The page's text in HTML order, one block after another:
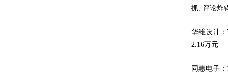
抓, 评论炸
华维设计
2.16万元
同惠电子